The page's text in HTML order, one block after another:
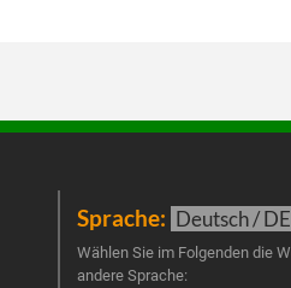
Sprache: Deutsch / DE
Wählen Sie im Folgenden die
andere Sprache: